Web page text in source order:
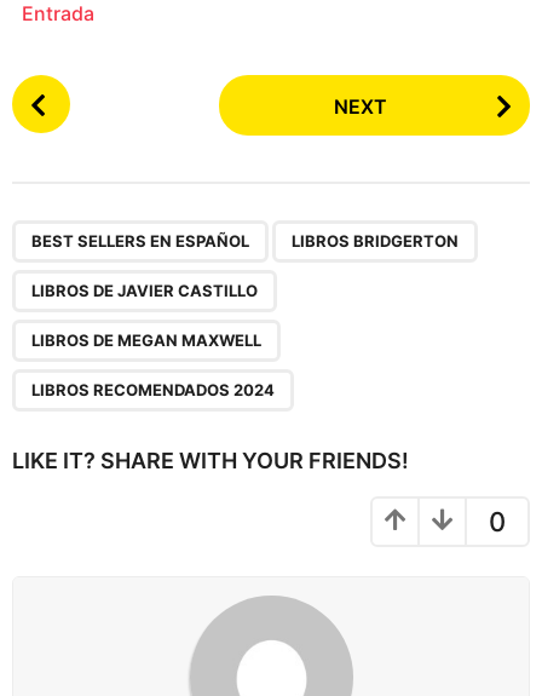
Entrada
P
o
o
NEXT
BEST SELLERS EN ESPAÑOL LIBROS BRIDGERTON
LIBROS DE JAVIER CASTILLO
LIBROS DE MEGAN MAXWELL
LIBROS RECOMENDADOS 2024
LIKE IT? SHARE WITH YOUR FRIENDS!
0